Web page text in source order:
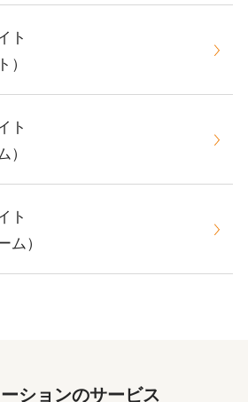
ト
）
ト
）
ト
ム）
ションのサービス